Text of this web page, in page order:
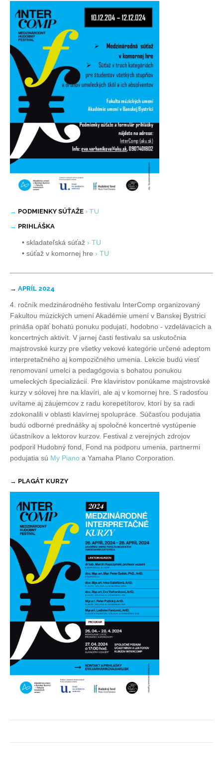
→ PODMIENKY SÚŤAŽE › TU
→ PRIHLÁŠKA
• skladateľská súťaž › TU
• súťaž v komornej hre › TU
→ APRÍL 2024
4. ročník medzinárodného festivalu InterComp organizovaný
Fakultou múzických umení Akadémie umení v Banskej Bystrici
prináša opäť bohatú ponuku podujatí, hodobno - vzdelávacích a
koncertných aktivít. V jarnej časti festivalu sa uskutočnia
majstrovské kurzy pre všetky vekové kategórie určené adeptom
interpretačného aj kompozičného umenia. Lekcie budú viesť
renomovaní umelci a pedagógovia s bohatou ponukou
umeleckých špecializácií. Pre klaviristov ponúkame majstrovské
kurzy v sólovej hre na klavíri, ale aj v komornej hre. S radosťou
uvítame aj záujemcov z radu korepetítorov, ktorí by sa radi
zdokonalili v oblasti klavírnej spolupráce. Súčasťou podujatia
budú odborné prednášky aj spoločné koncertné vystúpenie
účastníkov a lektorov kurzov. Festival z verejných zdrojov
podporil Hudobný fond, Fond na podporu umenia, partnermi
podujatia sú My Piano a Yamaha PIano Corporation.
→ PLAGÁT KURZY